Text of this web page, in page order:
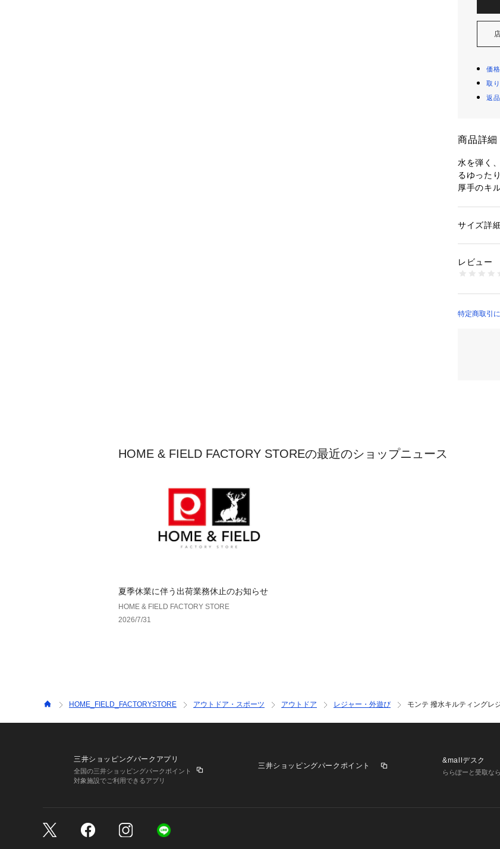
価
取
返
商品詳細
水を弾く
るゆった
厚手のキ
表面は水
性別：レ
ル、裏面
商品番号
サイズ詳細
レビュー
特定商取引
HOME & FIELD FACTORY STOREの最近のショップニュース
夏季休業に伴う出荷業務休止のお知らせ
HOME & FIELD FACTORY STORE
2026/7/31
HOME_FIELD_FACTORYSTORE アウトドア・スポーツ アウトドア レジャー・外遊び モンテ 撥水キルティングレ
三井ショッピングパークアプリ
全国の三井ショッピングパークポイント
対象施設でご利用できるアプリ
三井ショッピングパークポイント
&mallデスク
ららぽーと受取な